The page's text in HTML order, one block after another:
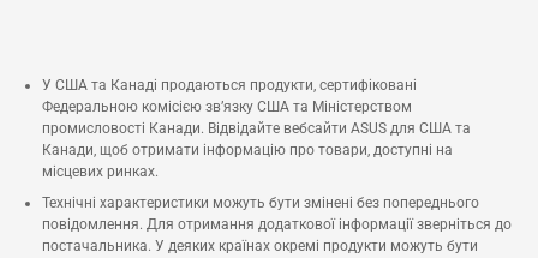
У США та Канаді продаються продукти, сертифіковані
Федеральною комісією зв’язку США та Міністерством
промисловості Канади. Відвідайте вебсайти ASUS для США та
Канади, щоб отримати інформацію про товари, доступні на
місцевих ринках.
Технічні характеристики можуть бути змінені без попереднього
повідомлення. Для отримання додаткової інформації зверніться до
постачальника. У деяких країнах окремі продукти можуть бути